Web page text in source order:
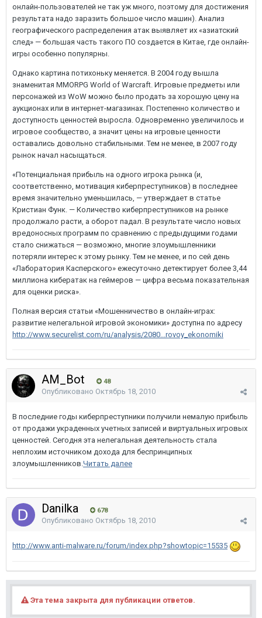
онлайн-пользователей не так уж много, поэтому для достижения
результата надо заразить большое число машин). Анализ
географического распределения атак выявляет их «азиатский
след» — большая часть такого ПО создается в Китае, где онлайн-
игры особенно популярны.
Однако картина потихоньку меняется. В 2004 году вышла
знаменитая MMORPG World of Warcraft. Игровые предметы или
персонажей из WoW можно было продать за хорошую цену на
аукционах или в интернет-магазинах. Постепенно количество и
доступность ценностей выросла. Одновременно увеличилось и
игровое сообщество, а значит цены на игровые ценности
оставались довольно стабильными. Тем не менее, в 2007 году
рынок начал насыщаться.
«Потенциальная прибыль на одного игрока рынка (и,
соответственно, мотивация киберпреступников) в последнее
время значительно уменьшилась, — утверждает в статье
Кристиан Функ. — Количество киберпреступников на рынке
продолжало расти, а оборот падал. В результате число новых
вредоносных программ по сравнению с предыдущими годами
стало снижаться — возможно, многие злоумышленники
потеряли интерес к этому рынку. Тем не менее, и по сей день
«Лаборатория Касперского» ежесуточно детектирует более 3,44
миллиона кибератак на геймеров — цифра весьма показательная
для оценки риска».
Полная версия статьи «Мошенничество в онлайн-играх:
развитие нелегальной игровой экономики» доступна по адресу
http://www.securelist.com/ru/analysis/2080...rovoy_ekonomiki
AM_Bot 48
Опубликовано Октябрь 18, 2010
В последние годы киберпреступники получили немалую прибыль
от продажи украденных учетных записей и виртуальных игровых
ценностей. Сегодня эта нелегальная деятельность стала
неплохим источником дохода для беспринципных
злоумышленников.Читать далее
Danilka 678
Опубликовано Октябрь 18, 2010
http://www.anti-malware.ru/forum/index.php?showtopic=15535
Эта тема закрыта для публикации ответов.